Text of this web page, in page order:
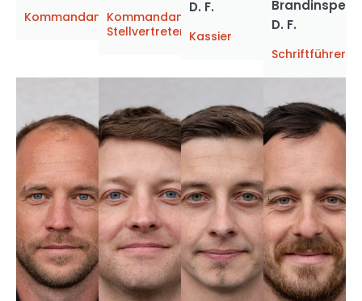
Kommandant Kommandant
Stellvertreter
D. F.
Kassier
D. F.
Schriftführer